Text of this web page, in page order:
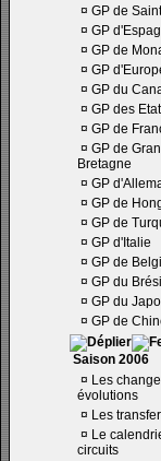
¤ GP de
¤ GP
¤ GP de
¤ GP
¤ GP du
¤ GP des
¤ GP de
¤ GP de
Bretagne
¤ GP
¤ GP de
¤ GP de
¤ GP d'Italie
¤ GP de
¤ GP du Brésil
¤ GP du
¤ GP de
Saison 2006
¤ Les
évolutions
¤ Les
¤ Le
circuits